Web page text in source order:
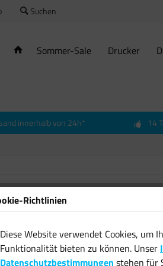
Suchen
Sommer-Sale Drucker
innerhalb von 24h* 14
Richtlinien
Diese Website verwendet Cookies, um
Funktionalität bieten zu können. Unser
Datenschutzbestimmungen stehen für